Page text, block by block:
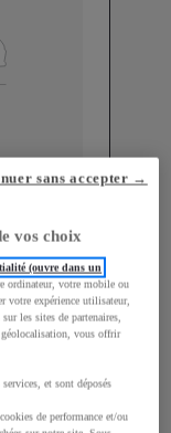
vos choix
(ouvre dans un
ordinateur, votre mobile ou
votre expérience utilisateur,
les sites de partenaires,
géolocalisation, vous offrir
et sont déposés
de performance et/ou
sans accepter →